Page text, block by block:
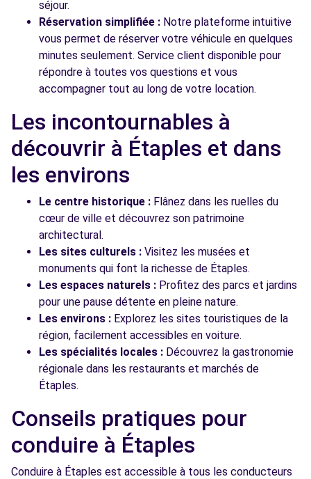
séjour.
Réservation simplifiée : Notre plateforme intuitive
vous permet de réserver votre véhicule en quelques
minutes seulement. Service client disponible pour
répondre à toutes vos questions et vous
accompagner tout au long de votre location.
Les incontournables à
découvrir à Étaples et dans
les environs
Le centre historique : Flânez dans les ruelles du
cœur de ville et découvrez son patrimoine
architectural.
Les sites culturels : Visitez les musées et
monuments qui font la richesse de Étaples.
Les espaces naturels : Profitez des parcs et jardins
pour une pause détente en pleine nature.
Les environs : Explorez les sites touristiques de la
région, facilement accessibles en voiture.
Les spécialités locales : Découvrez la gastronomie
régionale dans les restaurants et marchés de
Étaples.
Conseils pratiques pour
conduire à Étaples
Conduire à Étaples est accessible à tous les conducteurs